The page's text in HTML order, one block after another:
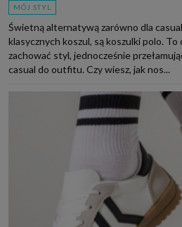
MÓJ STYL
Świetną alternatywą zarówno dla
klasycznych koszul, są koszulki polo. To
zachować styl, jednocześnie
casual do outfitu. Czy wiesz, jak nos...